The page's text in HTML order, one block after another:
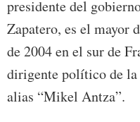
presidente del
Zapatero, es el mayor
de 2004 en el sur de
dirigente político de
alias “Mikel Antza”.